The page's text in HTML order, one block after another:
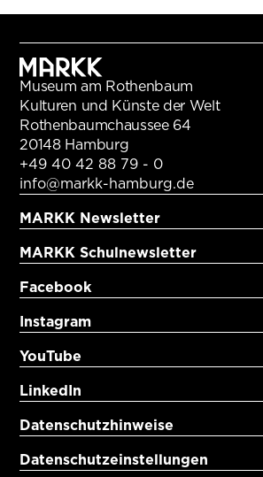
Museum am Rothenbaum
Kulturen und Künste der Welt
Rothenbaumchaussee 64
20148 Hamburg
+49 40 42 88 79 - 0
info@markk-hamburg.de
MARKK Newsletter
MARKK Schulnewsletter
Facebook
Instagram
YouTube
LinkedIn
Datenschutzhinweise
Datenschutzeinstellungen